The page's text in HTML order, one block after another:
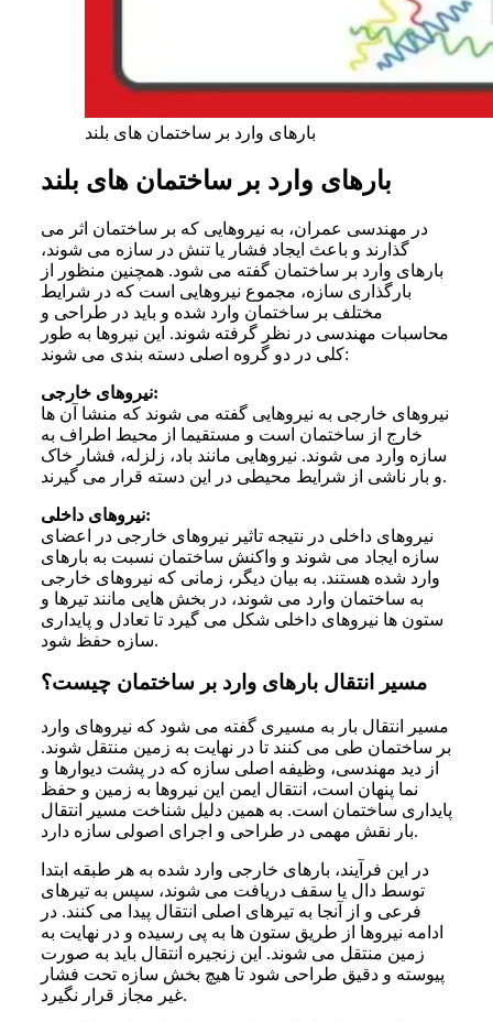
بارهای وارد بر ساختمان های بلند
بارهای وارد بر ساختمان های بلند
در مهندسی عمران، به نیروهایی که بر ساختمان اثر می
گذارند و باعث ایجاد فشار یا تنش در سازه می شوند،
بارهای وارد بر ساختمان گفته می شود. همچنین منظور از
بارگذاری سازه، مجموع نیروهایی است که در شرایط
مختلف بر ساختمان وارد شده و باید در طراحی و
محاسبات مهندسی در نظر گرفته شوند. این نیروها به طور
کلی در دو گروه اصلی دسته بندی می شوند:
نیروهای خارجی:
نیروهای خارجی به نیروهایی گفته می شوند که منشا آن ها
خارج از ساختمان است و مستقیما از محیط اطراف به
سازه وارد می شوند. نیروهایی مانند باد، زلزله، فشار خاک
و بار ناشی از شرایط محیطی در این دسته قرار می گیرند.
نیروهای داخلی:
نیروهای داخلی در نتیجه تاثیر نیروهای خارجی در اعضای
سازه ایجاد می شوند و واکنش ساختمان نسبت به بارهای
وارد شده هستند. به بیان دیگر، زمانی که نیروهای خارجی
به ساختمان وارد می شوند، در بخش هایی مانند تیرها و
ستون ها نیروهای داخلی شکل می گیرد تا تعادل و پایداری
سازه حفظ شود.
مسیر انتقال بارهای وارد بر ساختمان چیست؟
مسیر انتقال بار به مسیری گفته می شود که نیروهای وارد
بر ساختمان طی می کنند تا در نهایت به زمین منتقل شوند.
از دید مهندسی، وظیفه اصلی سازه که در پشت دیوارها و
نما پنهان است، انتقال ایمن این نیروها به زمین و حفظ
پایداری ساختمان است. به همین دلیل شناخت مسیر انتقال
بار نقش مهمی در طراحی و اجرای اصولی سازه دارد.
در این فرآیند، بارهای خارجی وارد شده به هر طبقه ابتدا
توسط دال یا سقف دریافت می شوند، سپس به تیرهای
فرعی و از آنجا به تیرهای اصلی انتقال پیدا می کنند. در
ادامه نیروها از طریق ستون ها به پی رسیده و در نهایت به
زمین منتقل می شوند. این زنجیره انتقال باید به صورت
پیوسته و دقیق طراحی شود تا هیچ بخش سازه تحت فشار
غیر مجاز قرار نگیرد.